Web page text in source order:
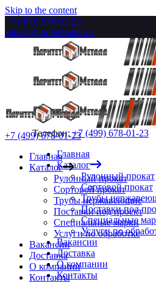
Skip to the content
+7 (499) 678-01-23
zakaz@paritetmetall.ru
Телефон:+7 (499) 678-01-23
Главная
Каталог
Рулонный прокат
Сортовой прокат
Трубы
Поставки под
Специальные
Услуги по
Вакансии
Доставка
О компании
Контакты
+7 (499) 678-01-23
Главная
Каталог
Рулонный прокат
Сортовой прокат
Трубы нержавеющие
Поставки под проект
Специальные марки
Услуги по обработке
Вакансии
Доставка
О компании
Контакты